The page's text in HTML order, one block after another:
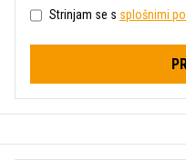
Strinjam se s splošnimi